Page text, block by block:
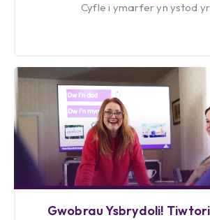
Cyfle i ymarfer yn ystod
Gwobrau Ysbrydoli!